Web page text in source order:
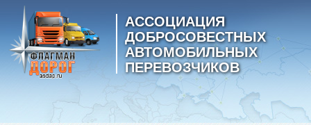
АССОЦИАЦИЯ
ДОБРОСОВЕСТНЫХ
АВТОМОБИЛЬНЫХ
ПЕРЕВОЗЧИКОВ